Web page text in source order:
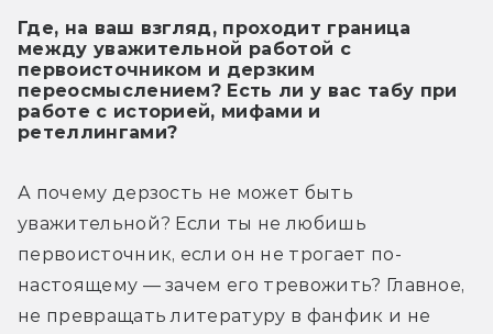
Где, на ваш взгляд, проходит граница
между уважительной работой с
первоисточником и дерзким
переосмыслением? Есть ли у вас табу при
работе с историей, мифами и
ретеллингами?
А почему дерзость не может быть
уважительной? Если ты не любишь
первоисточник, если он не трогает по-
настоящему — зачем его тревожить? Главное,
не превращать литературу в фанфик и не